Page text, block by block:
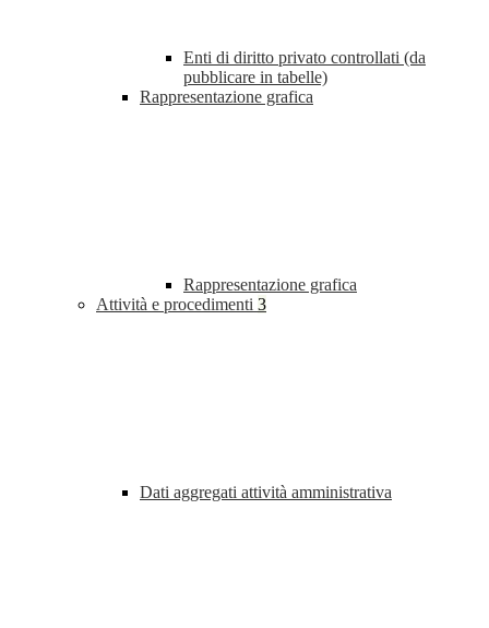
Enti di diritto privato controllati (da
pubblicare in tabelle)
Rappresentazione grafica
Rappresentazione grafica
Attività e procedimenti 3
Dati aggregati attività amministrativa